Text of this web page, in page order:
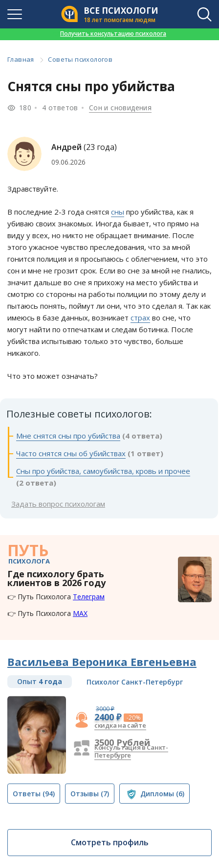
ВСЕ ПСИХОЛОГИ
18 лет помогаем людям
Получить консультацию психолога
Главная Советы психологов
Снятся сны про убийства
180 4 ответов Сон и сновидения
Андрей (23 года)
09.06.2026
Здравствуйте.
В последние 2-3 года снятся сны про убийства, как я
убиваю своих знакомых. Иногда бывает, что прямо на
виду у всех, но никто не обращает внимание. После
этого ужасное чувство преследования, что за мной
гонится полиция и я просыпаюсь с облегчением, что это
сон и мне не грозит срок. Если во сне за мной не гнались,
значит дальше во сне я прихожу на место убийства и
смотрю со стороны на работы полиции по этому делу и
пытаюсь понять, поймут ли они, что это сделал я. Так как
имеюсь в базе данных, возникает страх во сне, что
могут найти по отпечаткам и следам ботинка. После
убийства испытываю только это чувство, больше
никакого.
Что это может означать?
Полезные советы психологов:
Мне снятся сны про убийства (4 ответа)
Часто снятся сны об убийствах (1 ответ)
Сны про убийства, самоубийства, кровь и прочее
(2 ответа)
Задать вопрос психологам
ПУТЬ
ПСИХОЛОГА
Где психологу брать
клиентов в 2026 году
👉 Путь Психолога Телеграм
👉 Путь Психолога MAX
Васильева Вероника Евгеньевна
Опыт 4 года Психолог Санкт-Петербург
3000 ₽
2400 ₽ -20%
скидка на сайте
3500 Рублей
Консультация в Санкт-
Петербурге
Ответы (94) Отзывы (7) Дипломы (6)
Смотреть профиль